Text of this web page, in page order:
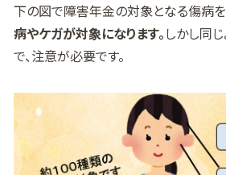
下の図で障害年金の対象となる傷病を
病やケガが対象になります。しかし同
で、注意が必要です。